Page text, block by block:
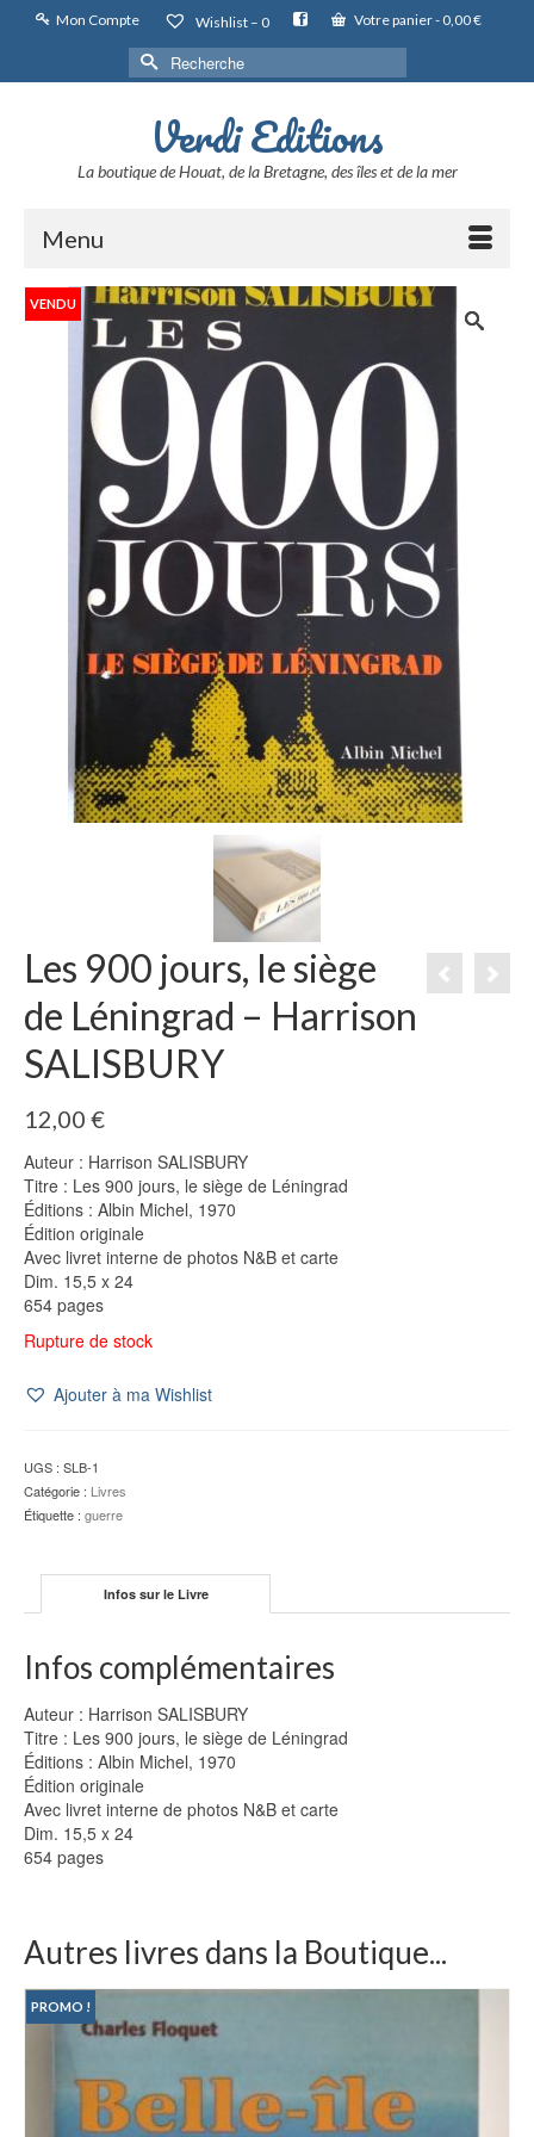
Mon Compte Wishlist – 0 Votre panier- 0,00€
Rechercher :
Verdi Editions
La boutique de Houat, de la Bretagne, des îles et de la mer
Menu
VENDU
Les 900 jours, le siège
de Léningrad – Harrison
SALISBURY
12,00 €
Auteur : Harrison SALISBURY
Titre : Les 900 jours, le siège de Léningrad
Éditions : Albin Michel, 1970
Édition originale
Avec livret interne de photos N&B et carte
Dim. 15,5 x 24
654 pages
Rupture de stock
Ajouter à ma Wishlist
UGS : SLB-1
Catégorie : Livres
Étiquette : guerre
Infos sur le Livre
Infos complémentaires
Auteur : Harrison SALISBURY
Titre : Les 900 jours, le siège de Léningrad
Éditions : Albin Michel, 1970
Édition originale
Avec livret interne de photos N&B et carte
Dim. 15,5 x 24
654 pages
Autres livres dans la Boutique...
PROMO !